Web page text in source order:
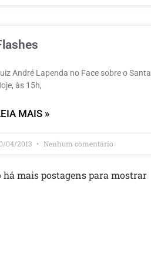
André Lapenda no Face sobre o
às 15h,
MAIS »
04/2013 Nenhum comentário
há mais postagens para mostrar